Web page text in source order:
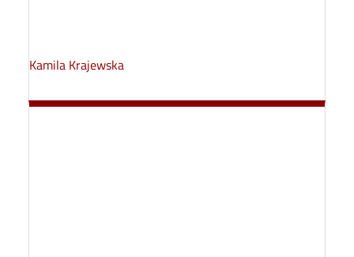
Kamila Krajewska